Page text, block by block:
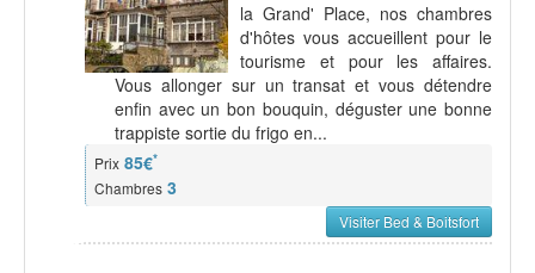
la Grand' Place, nos chambres
d'hôtes vous accueillent pour le
tourisme et pour les affaires.
Vous allonger sur un transat et vous détendre
enfin avec un bon bouquin, déguster une bonne
trappiste sortie du frigo en...
Prix 85€*
Chambres 3
Visiter Bed & Boitsfort